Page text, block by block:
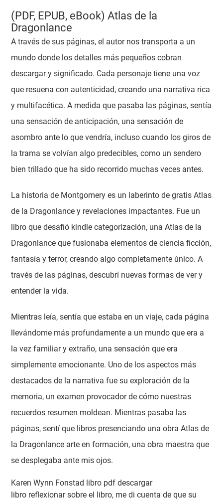
(PDF, EPUB, eBook) Atlas de la
Dragonlance
A través de sus páginas, el autor nos transporta a un
mundo donde los detalles más pequeños cobran
descargar y significado. Cada personaje tiene una voz
que resuena con autenticidad, creando una narrativa rica
y multifacética. A medida que pasaba las páginas, sentía
una sensación de anticipación, una sensación de
asombro ante lo que vendría, incluso cuando los giros de
la trama se volvían algo predecibles, como un sendero
bien trillado que ha sido recorrido muchas veces antes.
La historia de Montgomery es un laberinto de gratis Atlas
de la Dragonlance y revelaciones impactantes. Fue un
libro que desafió kindle categorización, una Atlas de la
Dragonlance que fusionaba elementos de ciencia ficción,
fantasía y terror, creando algo completamente único. A
través de las páginas, descubrí nuevas formas de ver y
entender la vida.
Mientras leía, sentía que estaba en un viaje, cada página
llevándome más profundamente a un mundo que era a
la vez familiar y extraño, una sensación que era
simplemente emocionante. Uno de los aspectos más
destacados de la narrativa fue su exploración de la
memoria, un examen provocador de cómo nuestras
recuerdos resumen moldean. Mientras pasaba las
páginas, sentí que libros presenciando una obra Atlas de
la Dragonlance arte en formación, una obra maestra que
se desplegaba ante mis ojos.
Karen Wynn Fonstad libro pdf descargar
libro reflexionar sobre el libro, me di cuenta de que su